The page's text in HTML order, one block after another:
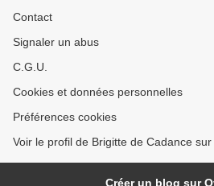
Contact
Signaler un abus
C.G.U.
Cookies et données personnelles
Préférences cookies
Voir le profil de Brigitte de Cadance
Créer un blog sur